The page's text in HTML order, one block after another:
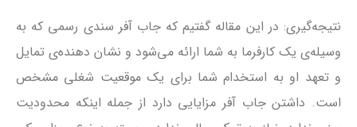
نتیجه‌گیری: در این مقاله گفتیم که جاب آفر سندی رسمی که به
وسیله‌ی یک کارفرما به شما ارائه می‌شود و نشان دهنده‌ی تمایل
و تعهد او به استخدام شما برای یک موقعیت شغلی مشخص
است. داشتن جاب آفر مزایایی دارد از جمله اینکه محدودیت